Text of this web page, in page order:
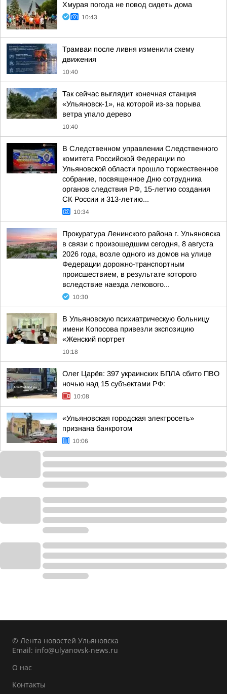
Хмурая погода не повод сидеть дома
10:43
Трамваи после ливня изменили схему
движения
10:40
Так сейчас выглядит конечная станция
«Ульяновск-1», на которой из-за порыва
ветра упало дерево
10:40
В Следственном управлении Следственного
комитета Российской Федерации по
Ульяновской области прошло торжественное
собрание, посвященное Дню сотрудника
органов следствия РФ, 15-летию создания
СК России и 313-летию...
10:34
Прокуратура Ленинского района г. Ульяновска
в связи с произошедшим сегодня, 8 августа
2026 года, возле одного из домов на улице
Федерации дорожно-транспортным
происшествием, в результате которого
вследствие наезда легкового...
10:30
В Ульяновскую психиатрическую больницу
имени Копосова привезли экспозицию
«Женский портрет
10:18
Олег Царёв: 397 украинских БПЛА сбито ПВО
ночью над 15 субъектами РФ:
10:08
«Ульяновская городская электросеть»
признана банкротом
10:06
© Лента новостей Ульяновска
Email: info@ulyanovsk-news.ru
О нас
Контакты